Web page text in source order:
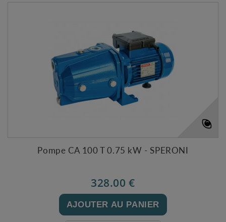
Pompe CA 100 T 0.75 kW - SPERONI
328.00 €
AJOUTER AU PANIER